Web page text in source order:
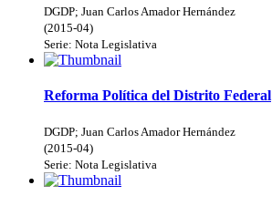
DGDP; Juan Carlos Amador Hernández
(2015-04)
Serie: Nota Legislativa
Reforma Política del Distrito Federal
DGDP; Juan Carlos Amador Hernández
(2015-04)
Serie: Nota Legislativa